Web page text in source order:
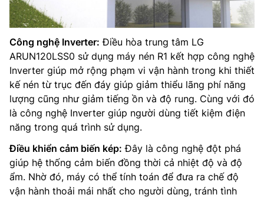
Công nghệ Inverter: Điều hòa trung tâm LG
ARUN120LSS0 sử dụng máy nén R1 kết hợp công nghệ
Inverter giúp mở rộng phạm vi vận hành trong khi thiết
kế nén từ trục đến đáy giúp giảm thiểu lãng phí năng
lượng cũng như giảm tiếng ồn và độ rung. Cùng với đó
là công nghệ Inverter giúp người dùng tiết kiệm điện
năng trong quá trình sử dụng.
Điều khiển cảm biến kép: Đây là công nghệ đột phá
giúp hệ thống cảm biến đồng thời cả nhiệt độ và độ
ẩm. Nhờ đó, máy có thể tính toán để đưa ra chế độ
vận hành thoải mái nhất cho người dùng, tránh tình